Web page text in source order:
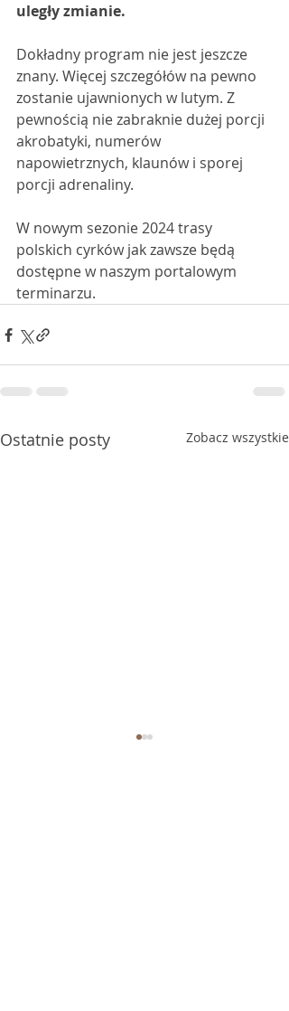
uległy zmianie.
Dokładny program nie jest jeszcze
znany. Więcej szczegółów na pewno
zostanie ujawnionych w lutym. Z
pewnością nie zabraknie dużej porcji
akrobatyki, numerów
napowietrznych, klaunów i sporej
porcji adrenaliny.
W nowym sezonie 2024 trasy
polskich cyrków jak zawsze będą
dostępne w naszym portalowym
terminarzu.
Ostatnie posty Zobacz wszystkie